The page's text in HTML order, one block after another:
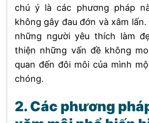
chú ý là các phương pháp
không gây đau đớn và xâm
những người yêu thích làm
thiện những vấn đề không
quan đến đôi môi của mình
chóng.
2. Các phương